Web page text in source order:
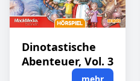
Dinotastische
Abenteuer, Vol. 3